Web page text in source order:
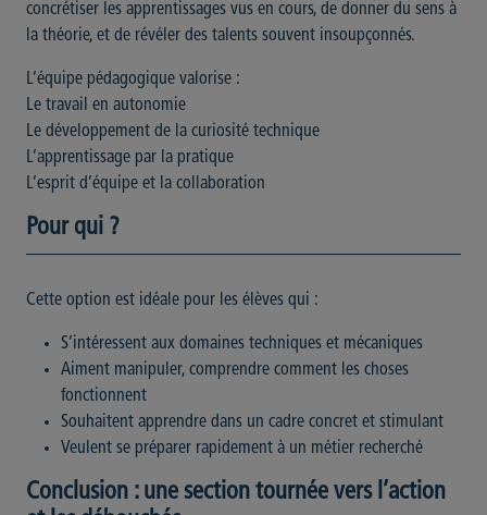
concrétiser les apprentissages vus en cours, de donner du sens à
la théorie, et de révéler des talents souvent insoupçonnés.
L’équipe pédagogique valorise :
Le travail en autonomie
️Le développement de la curiosité technique
L’apprentissage par la pratique
L’esprit d’équipe et la collaboration
Pour qui ?
Cette option est idéale pour les élèves qui :
S’intéressent aux domaines techniques et mécaniques
Aiment manipuler, comprendre comment les choses
fonctionnent
Souhaitent apprendre dans un cadre concret et stimulant
Veulent se préparer rapidement à un métier recherché
Conclusion : une section tournée vers l’action